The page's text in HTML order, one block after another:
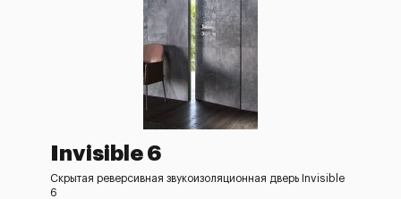
Invisible 6
Скрытая реверсивная звукоизоляционная дверь Invisible
6